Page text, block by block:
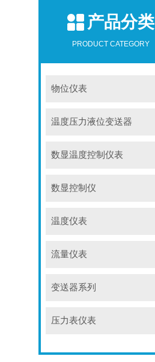
产品分类
PRODUCT CATEGORY
物位仪表
温度压力液位变送器
数显温度控制仪表
数显控制仪
温度仪表
流量仪表
变送器系列
压力表仪表